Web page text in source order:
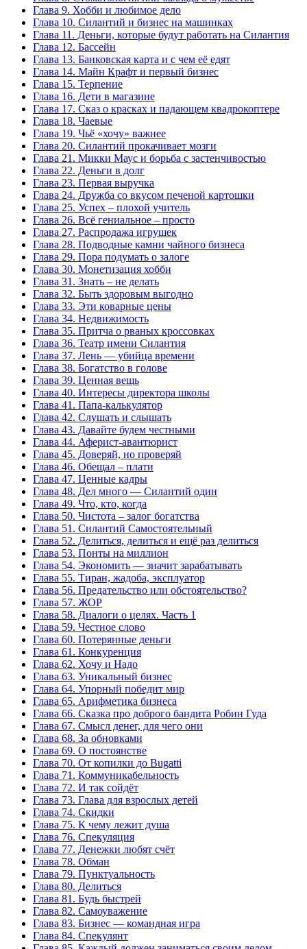
Глава 9. Хобби и любимое дело
Глава 10. Силантий и бизнес на машинках
Глава 11. Деньги, которые будут работать на Силантия
Глава 12. Бассейн
Глава 13. Банковская карта и с чем её едят
Глава 14. Майн Крафт и первый бизнес
Глава 15. Терпение
Глава 16. Дети в магазине
Глава 17. Сказ о красках и падающем квадрокоптере
Глава 18. Чаевые
Глава 19. Чьё «хочу» важнее
Глава 20. Силантий прокачивает мозги
Глава 21. Микки Маус и борьба с застенчивостью
Глава 22. Деньги в долг
Глава 23. Первая выручка
Глава 24. Дружба со вкусом печеной картошки
Глава 25. Успех – плохой учитель
Глава 26. Всё гениальное – просто
Глава 27. Распродажа игрушек
Глава 28. Подводные камни чайного бизнеса
Глава 29. Пора подумать о залоге
Глава 30. Монетизация хобби
Глава 31. Знать – не делать
Глава 32. Быть здоровым выгодно
Глава 33. Эти коварные цены
Глава 34. Недвижимость
Глава 35. Притча о рваных кроссовках
Глава 36. Театр имени Силантия
Глава 37. Лень — убийца времени
Глава 38. Богатство в голове
Глава 39. Ценная вещь
Глава 40. Интересы директора школы
Глава 41. Папа-калькулятор
Глава 42. Слушать и слышать
Глава 43. Давайте будем честными
Глава 44. Аферист-авантюрист
Глава 45. Доверяй, но проверяй
Глава 46. Обещал – плати
Глава 47. Ценные кадры
Глава 48. Дел много — Силантий один
Глава 49. Что, кто, когда
Глава 50. Чистота – залог богатства
Глава 51. Силантий Самостоятельный
Глава 52. Делиться, делиться и ещё раз делиться
Глава 53. Понты на миллион
Глава 54. Экономить — значит зарабатывать
Глава 55. Тиран, жадоба, эксплуатор
Глава 56. Предательство или обстоятельство?
Глава 57. ЖОР
Глава 58. Диалоги о целях. Часть 1
Глава 59. Честное слово
Глава 60. Потерянные деньги
Глава 61. Конкуренция
Глава 62. Хочу и Надо
Глава 63. Уникальный бизнес
Глава 64. Упорный победит мир
Глава 65. Арифметика бизнеса
Глава 66. Сказка про доброго бандита Робин Гуда
Глава 67. Смысл денег, для чего они
Глава 68. За обновками
Глава 69. О постоянстве
Глава 70. От копилки до Bugatti
Глава 71. Коммуникабельность
Глава 72. И так сойдёт
Глава 73. Глава для взрослых детей
Глава 74. Скидки
Глава 75. К чему лежит душа
Глава 76. Спекуляция
Глава 77. Денежки любят счёт
Глава 78. Обман
Глава 79. Пунктуальность
Глава 80. Делиться
Глава 81. Будь быстрей
Глава 82. Самоуважение
Глава 83. Бизнес — командная игра
Глава 84. Спекулянт